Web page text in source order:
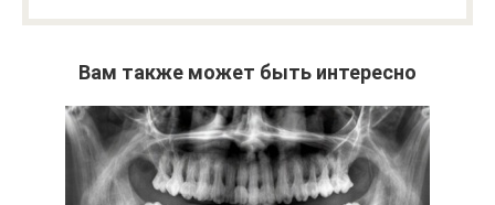
Вам также может быть интересно